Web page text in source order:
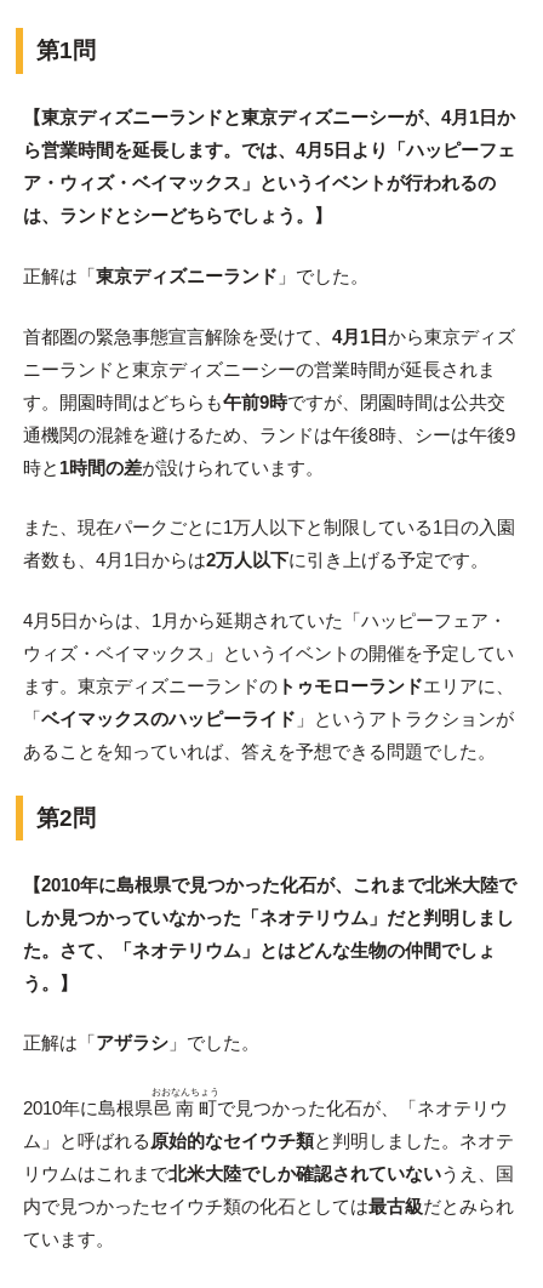
第1問
【東京ディズニーランドと東京ディズニーシーが、4月1日か
ら営業時間を延長します。では、4月5日より「ハッピーフェ
ア・ウィズ・ベイマックス」というイベントが行われるの
は、ランドとシーどちらでしょう。】
正解は「東京ディズニーランド 」でした。
首都圏の緊急事態宣言解除を受けて、 4月1日から東京ディズ
ニーランドと東京ディズニーシーの営業時間が延長されま
す。開園時間はどちらも午前9時ですが、閉園時間は公共交
通機関の混雑を避けるため、ランドは午後8時、シーは午後9
時と 1時間の差が設けられています。
また、現在パークごとに1万人以下と制限している1日の入園
者数も、4月1日からは2万人以下に引き上げる予定です。
4月5日からは、1月から延期されていた「ハッピーフェア・
ウィズ・ベイマックス」というイベントの開催を予定してい
ます。東京ディズニーランドのトゥモローランドエリアに、
「ベイマックスのハッピーライド 」というアトラクションが
あることを知っていれば、答えを予想できる問題でした。
第2問
【2010年に島根県で見つかった化石が、これまで北米大陸で
しか見つかっていなかった「ネオテリウム」だと判明しまし
た。さて、「ネオテリウム」とはどんな生物の仲間でしょ
う。】
正解は「 アザラシ」でした。
2010年に島根県邑南町
おおなんちょう
で見つかった化石が、「ネオテリウ
ム」と呼ばれる 原始的なセイウチ類と判明しました。ネオテ
リウムはこれまで北米大陸でしか確認されていないうえ、国
内で見つかったセイウチ類の化石としては最古級だとみられ
ています。